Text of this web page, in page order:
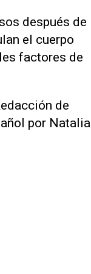
después de
el cuerpo
factores de
de
por Natalia